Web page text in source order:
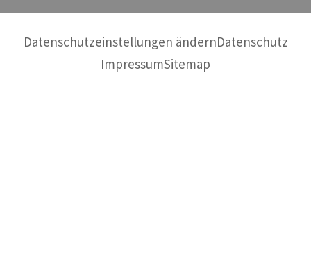
Datenschutzeinstellungen ändernDatenschutz
ImpressumSitemap